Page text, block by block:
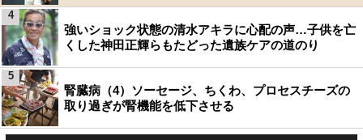
強いショック状態の清水アキラに心配の声…子供を亡
くした神田正輝らもたどった遺族ケアの道のり
4
腎臓病（4）ソーセージ、ちくわ、プロセスチーズの
取り過ぎが腎機能を低下させる
5